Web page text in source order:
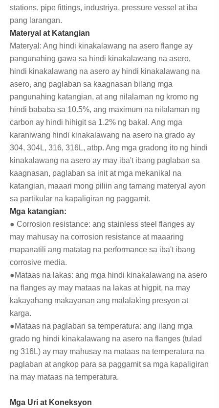
stations, pipe fittings, industriya, pressure vessel at iba
pang larangan.
Materyal at Katangian
Materyal: Ang hindi kinakalawang na asero flange ay
pangunahing gawa sa hindi kinakalawang na asero,
hindi kinakalawang na asero ay hindi kinakalawang na
asero, ang paglaban sa kaagnasan bilang mga
pangunahing katangian, at ang nilalaman ng kromo ng
hindi bababa sa 10.5%, ang maximum na nilalaman ng
carbon ay hindi hihigit sa 1.2% ng bakal. Ang mga
karaniwang hindi kinakalawang na asero na grado ay
304, 304L, 316, 316L, atbp. Ang mga gradong ito ng hindi
kinakalawang na asero ay may iba't ibang paglaban sa
kaagnasan, paglaban sa init at mga mekanikal na
katangian, maaari mong piliin ang tamang materyal ayon
sa partikular na kapaligiran ng paggamit.
Mga katangian:
● Corrosion resistance: ang stainless steel flanges ay
may mahusay na corrosion resistance at maaaring
mapanatili ang matatag na performance sa iba't ibang
corrosive media.
●Mataas na lakas: ang mga hindi kinakalawang na asero
na flanges ay may mataas na lakas at higpit, na may
kakayahang makayanan ang malalaking presyon at
karga.
●Mataas na paglaban sa temperatura: ang ilang mga
grado ng hindi kinakalawang na asero na flanges (tulad
ng 316L) ay may mahusay na mataas na temperatura na
paglaban at angkop para sa paggamit sa mga kapaligiran
na may mataas na temperatura.
Mga Uri at Koneksyon